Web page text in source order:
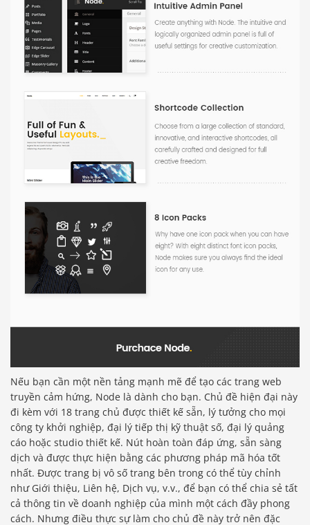
Nếu bạn cần một nền tảng mạnh mẽ để tạo các trang web
truyền cảm hứng, Node là dành cho bạn. Chủ đề hiện đại này
đi kèm với 18 trang chủ được thiết kế sẵn, lý tưởng cho mọi
công ty khởi nghiệp, đại lý tiếp thị kỹ thuật số, đại lý quảng
cáo hoặc studio thiết kế. Nút hoàn toàn đáp ứng, sẵn sàng
dịch và được thực hiện bằng các phương pháp mã hóa tốt
nhất. Được trang bị vô số trang bên trong có thể tùy chỉnh
như Giới thiệu, Liên hệ, Dịch vụ, v.v., để bạn có thể chia sẻ tất
cả thông tin về doanh nghiệp của mình một cách đầy phong
cách. Nhưng điều thực sự làm cho chủ đề này trở nên đặc